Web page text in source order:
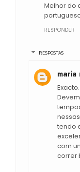
Melhor do
RESPONDER
RESPOSTAS
maria
tendo
com
correr